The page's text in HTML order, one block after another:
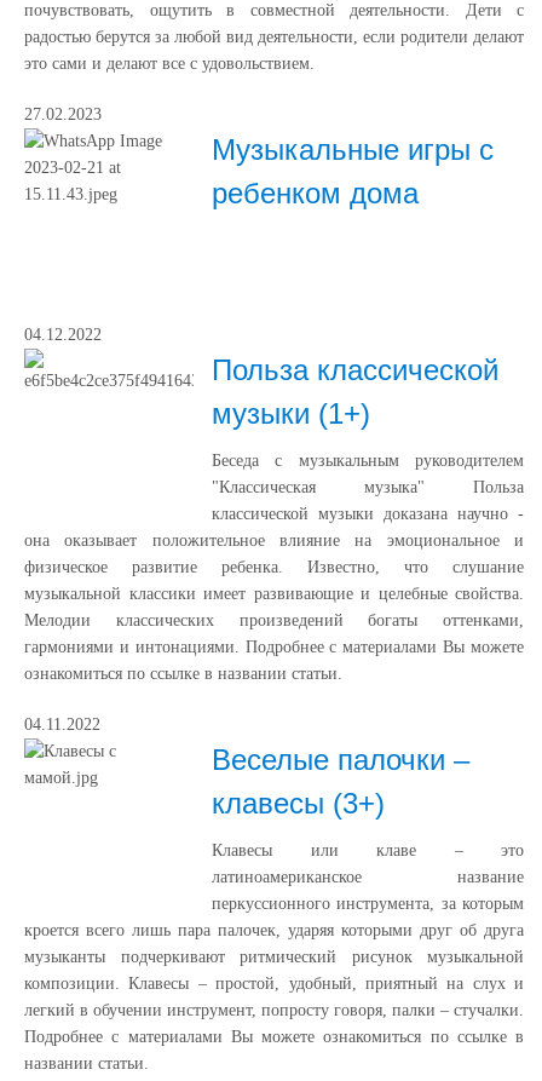
почувствовать, ощутить в совместной деятельности. Дети с
радостью берутся за любой вид деятельности, если родители делают
это сами и делают все с удовольствием.
27.02.2023
Музыкальные игры с
ребенком дома
04.12.2022
Польза классической
музыки (1+)
Беседа с музыкальным руководителем
"Классическая музыка" Польза
классической музыки доказана научно -
она оказывает положительное влияние на эмоциональное и
физическое развитие ребенка. Известно, что слушание
музыкальной классики имеет развивающие и целебные свойства.
Мелодии классических произведений богаты оттенками,
гармониями и интонациями. Подробнее с материалами Вы можете
ознакомиться по ссылке в названии статьи.
04.11.2022
Веселые палочки –
клавесы (3+)
Клавесы или клаве – это
латиноамериканское название
перкуссионного инструмента, за которым
кроется всего лишь пара палочек, ударяя которыми друг об друга
музыканты подчеркивают ритмический рисунок музыкальной
композиции. Клавесы – простой, удобный, приятный на слух и
легкий в обучении инструмент, попросту говоря, палки – стучалки.
Подробнее с материалами Вы можете ознакомиться по ссылке в
названии статьи.